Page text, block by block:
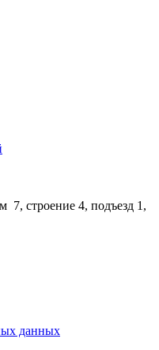
7, строение 4, подъезд 1,
данных